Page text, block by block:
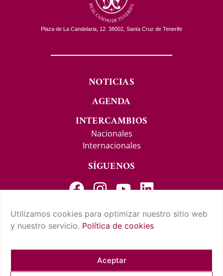
Utilizamos cookies para optimizar nuestro sitio web
y nuestro servicio. Política de cookies
Aceptar
Plaza de La Candelaria, 12. 38002, Santa Cruz de Tenerife
NOTICIAS
AGENDA
INTERCAMBIOS
Nacionales
Internacionales
SÍGUENOS
CONTACTO Y SUGERENCIAS
AVISO LEGAL
CUMPLIMIENTO NORMATIVO